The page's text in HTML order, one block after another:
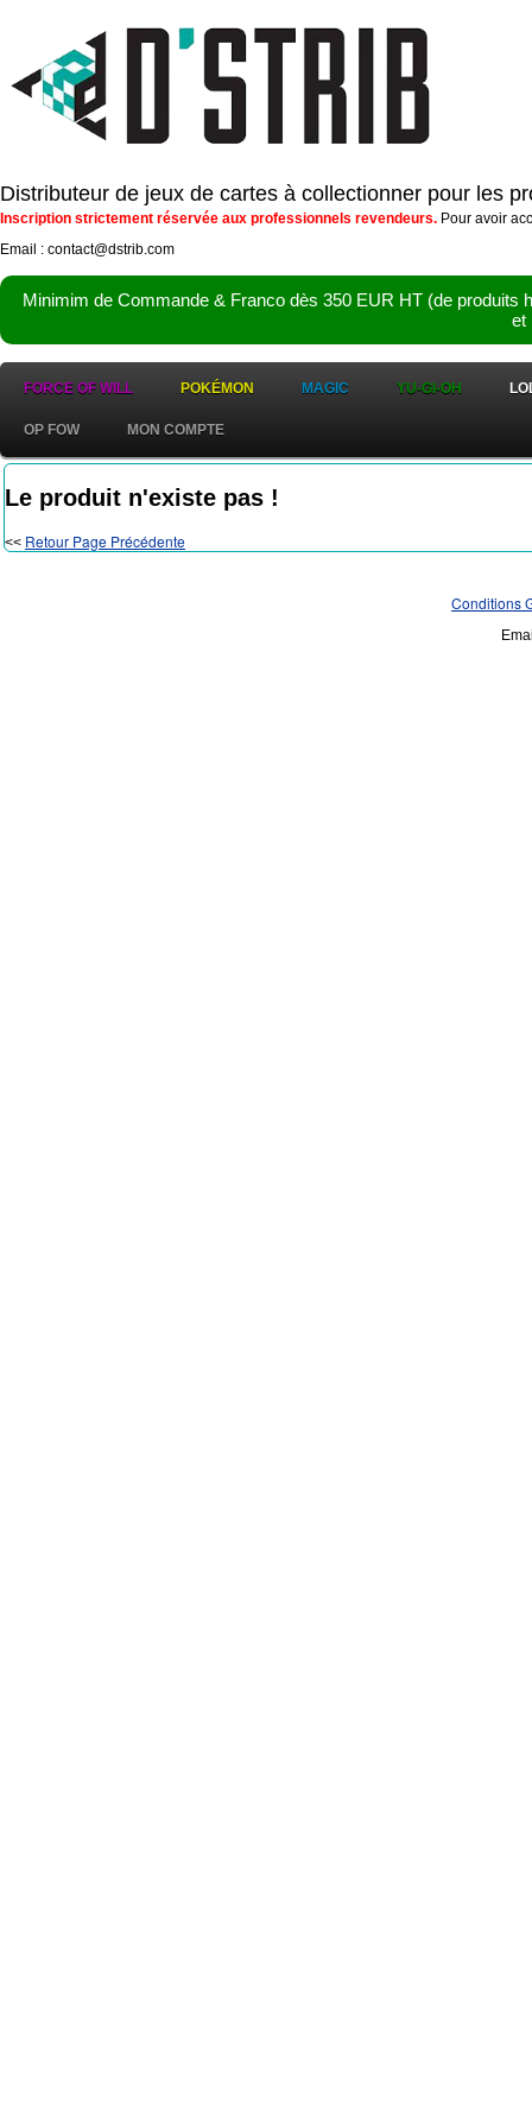
Distributeur de jeux de cartes à collectionner pour les
Inscription strictement réservée aux professionnels revendeurs. Pour avoir
Email : contact@dstrib.com
Minimim de Commande & Franco dès 350 EUR HT (de
et
FORCE OF WILL POKÉMON MAGIC YU-GI-OH
OP FOW MON COMPTE
Le produit n'existe pas !
<< Retour Page Précédente
Conditions